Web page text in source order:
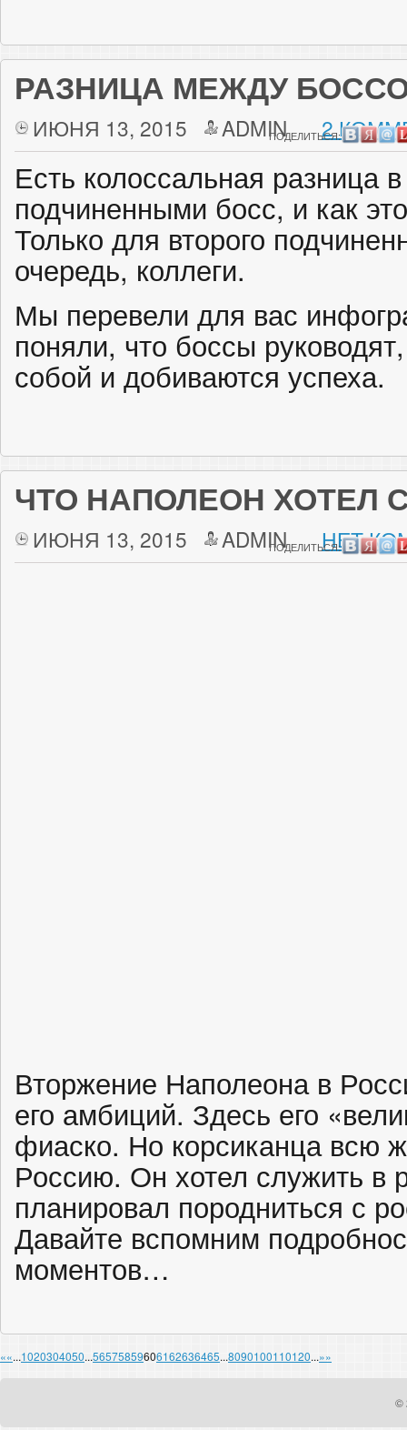
РАЗНИЦА МЕЖДУ
ИЮНЯ 13, 2015 ADMIN 2
ПОДЕЛИТЬСЯ:
Есть колоссальная разница
подчиненными босс, и как
Только для второго
очередь, коллеги.
Мы перевели для вас
поняли, что боссы
собой и добиваются успеха.
ЧТО НАПОЛЕОН ХОТЕЛ
ИЮНЯ 13, 2015 ADMIN НЕТ
ПОДЕЛИТЬСЯ:
Вторжение Наполеона в
его амбиций. Здесь его
фиаско. Но корсиканца всю
Россию. Он хотел служить в
планировал породниться с
Давайте вспомним
моментов…
««...1020304050...56575859606162636465...8090100110120...»»
©